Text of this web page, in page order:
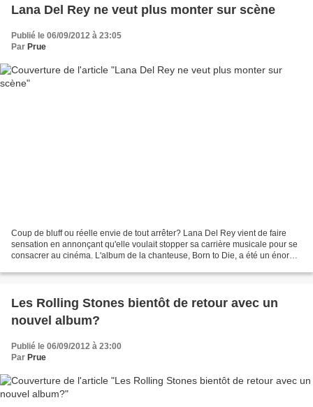
Lana Del Rey ne veut plus monter sur scène
Publié le 06/09/2012 à 23:05
Par Prue
Coup de bluff ou réelle envie de tout arrêter? Lana Del Rey vient de faire
sensation en annonçant qu'elle voulait stopper sa carrière musicale pour se
consacrer au cinéma. L'album de la chanteuse, Born to Die, a été un énorme
Les Rolling Stones bientôt de retour avec un
nouvel album?
Publié le 06/09/2012 à 23:00
Par Prue